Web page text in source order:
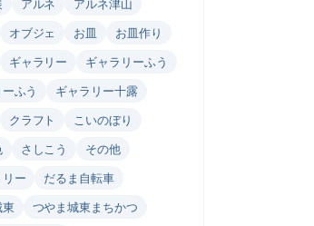
オブジェ お皿
お皿作り
ギャラリー
ギャラリーふう
ふう
ギャラリー十露
クラフト
こいのぼり
さしこう
その他
ー
だるま自転車
つやま城東まちかつ